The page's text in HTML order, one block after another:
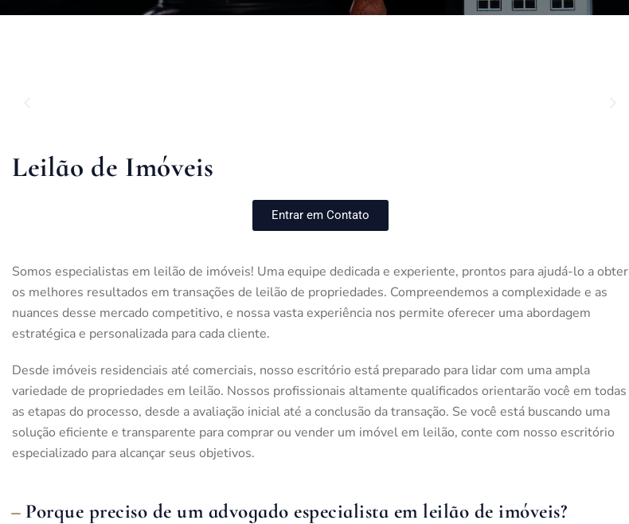
Leilão de Imóveis
Entrar em Contato
Somos especialistas em leilão de imóveis! Uma equipe dedicada e experiente, prontos para ajudá-lo a obter
os melhores resultados em transações de leilão de propriedades. Compreendemos a complexidade e as
nuances desse mercado competitivo, e nossa vasta experiência nos permite oferecer uma abordagem
estratégica e personalizada para cada cliente.
Desde imóveis residenciais até comerciais, nosso escritório está preparado para lidar com uma ampla
variedade de propriedades em leilão. Nossos profissionais altamente qualificados orientarão você em todas
as etapas do processo, desde a avaliação inicial até a conclusão da transação. Se você está buscando uma
solução eficiente e transparente para comprar ou vender um imóvel em leilão, conte com nosso escritório
especializado para alcançar seus objetivos.
Porque preciso de um advogado especialista em leilão de imóveis?